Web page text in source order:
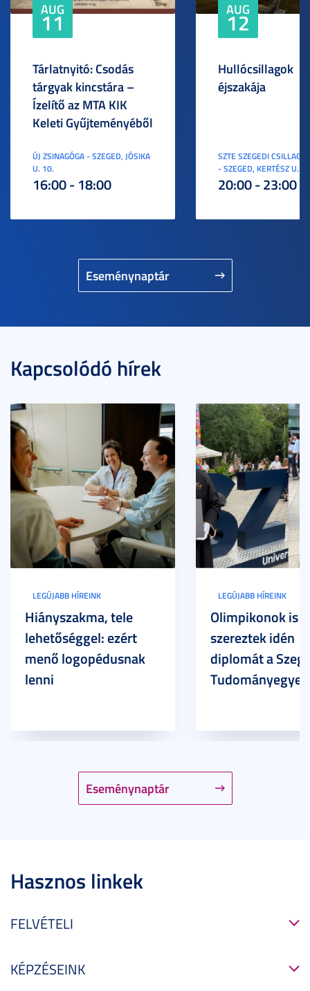
Eseménynaptár
AUG
11
Tárlatnyitó: Csodás
tárgyak kincstára –
Ízelítő az MTA KIK
Keleti Gyűjteményéből
ÚJ ZSINAGÓGA - SZEGED, JÓSIKA
U. 10.
16:00 - 18:00
AUG
12
Hullócsillagok
éjszakája
SZTE SZEGEDI
- SZEGED, KERTÉSZ U. 3.
20:00 - 23:00
Kapcsolódó hírek
Eseménynaptár
LEGÚJABB HÍREINK
Hiányszakma, tele
lehetőséggel: ezért
menő logopédusnak
lenni
LEGÚJABB HÍREINK
Olimpikonok is
szereztek idén
diplomát a
Hasznos linkek
FELVÉTELI
KÉPZÉSEINK